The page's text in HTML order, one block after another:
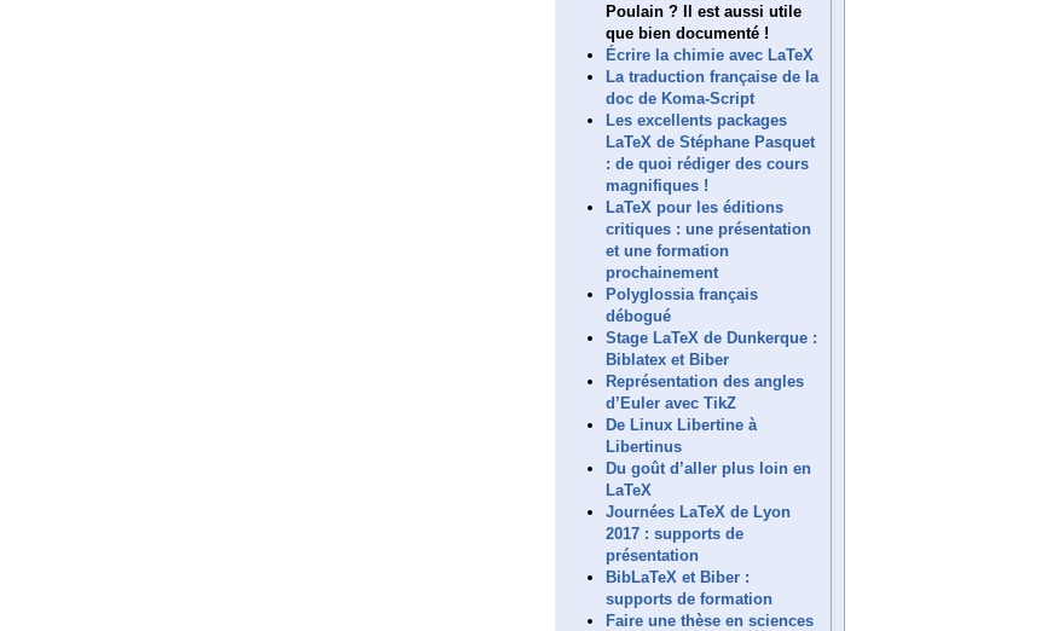
Poulain ? Il est aussi utile
que bien documenté !
Écrire la chimie avec LaTeX
La traduction française de la
doc de Koma-Script
Les excellents packages
LaTeX de Stéphane Pasquet
: de quoi rédiger des cours
magnifiques !
LaTeX pour les éditions
critiques : une présentation
et une formation
prochainement
Polyglossia français
débogué
Stage LaTeX de Dunkerque :
Biblatex et Biber
Représentation des angles
d’Euler avec TikZ
De Linux Libertine à
Libertinus
Du goût d’aller plus loin en
LaTeX
Journées LaTeX de Lyon
2017 : supports de
présentation
BibLaTeX et Biber :
supports de formation
Faire une thèse en sciences